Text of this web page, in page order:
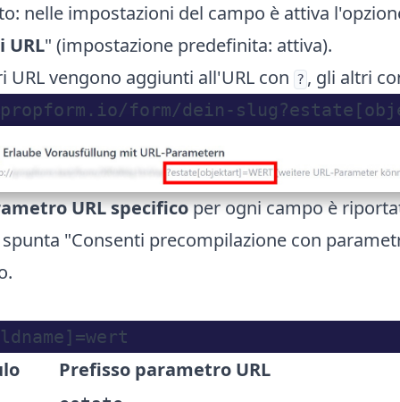
nelle impostazioni del campo è attiva
" (impostazione predefinita: attiva).
URL vengono aggiunti all'URL con ? , gli altri
URL specificoper ogni campo è
"Consenti precompilazione con
Prefisso parametro URL